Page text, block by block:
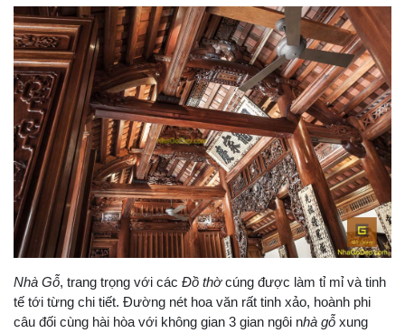
Nhà Gỗ, trang trọng với các Đồ thờcúng được làm tỉ mỉ và tinh
tế tới từng chi tiết. Đường nét hoa văn rất tinh xảo, hoành phi
câu đối cùng hài hòa với không gian 3 gian ngôi nhà gỗ xung